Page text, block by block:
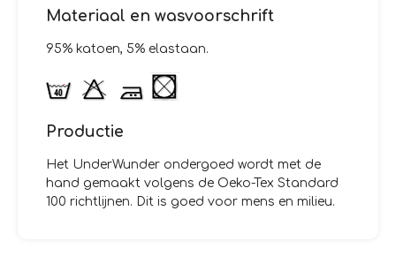
Materiaal en wasvoorschrift
95% katoen, 5% elastaan.
Productie
Het UnderWunder ondergoed wordt met de
hand gemaakt volgens de Oeko-Tex Standard
100 richtlijnen. Dit is goed voor mens en milieu.